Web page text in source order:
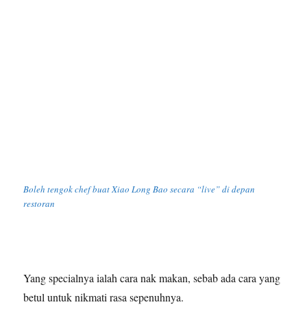
Boleh tengok chef buat Xiao Long Bao secara “live” di depan
restoran
Yang specialnya ialah cara nak makan, sebab ada cara yang
betul untuk nikmati rasa sepenuhnya.